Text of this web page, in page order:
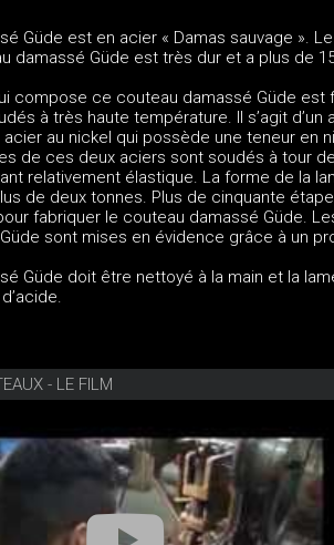
Güde est en acier « Damas sauvage ».
damassé Güde est très dur et a plus de
compose ce couteau damassé Güde
à très haute température. Il s’agit
acier au nickel qui possède une teneur en
de ces deux aciers sont soudés à tour
relativement élastique. La forme de la
de deux tonnes. Plus de cinquante
fabriquer le couteau damassé Güde.
sont mises en évidence grâce à un
Güde doit être nettoyé à la main et la
- LE FILM